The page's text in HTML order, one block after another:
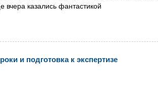
вчера казались фантастикой
и подготовка к экспертизе